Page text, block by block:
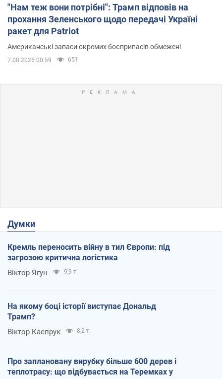
"Нам теж вони потрібні": Трамп відповів на
прохання Зеленського щодо передачі Україні
ракет для Patriot
Американські запаси окремих боєприпасів обмежені
7.08.2026 00:59 651
Думки
Кремль переносить війну в тил Європи: під
загрозою критична логістика
Віктор Ягун 9,9 т.
На якому боці історії виступає Дональд
Трамп?
Віктор Каспрук 8,2 т.
Про заплановану вирубку більше 600 дерев і
теплотрасу: що відбувається на Теремках у